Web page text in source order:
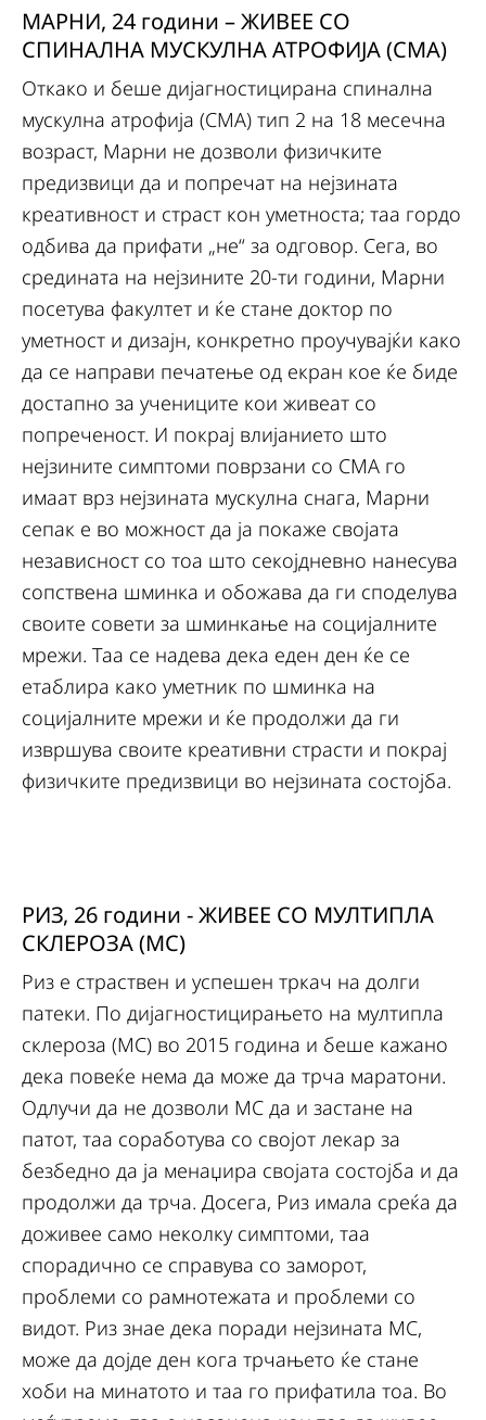
МАРНИ, 24 години – ЖИВЕЕ СО
СПИНАЛНА МУСКУЛНА АТРОФИЈА (СМА)
Откако и беше дијагностицирана спинална
мускулна атрофија (СМА) тип 2 на 18 месечна
возраст, Марни не дозволи физичките
предизвици да и попречат на нејзината
креативност и страст кон уметноста; таа гордо
одбива да прифати „не“ за одговор. Сега, во
средината на нејзините 20-ти години, Марни
посетува факултет и ќе стане доктор по
уметност и дизајн, конкретно проучувајќи како
да се направи печатење од екран кое ќе биде
достапно за учениците кои живеат со
попреченост. И покрај влијанието што
нејзините симптоми поврзани со СМА го
имаат врз нејзината мускулна снага, Марни
сепак е во можност да ја покаже својата
независност со тоа што секојдневно нанесува
сопствена шминка и обожава да ги споделува
своите совети за шминкање на социјалните
мрежи. Таа се надева дека еден ден ќе се
етаблира како уметник по шминка на
социјалните мрежи и ќе продолжи да ги
извршува своите креативни страсти и покрај
физичките предизвици во нејзината состојба.
РИЗ, 26 години - ЖИВЕЕ СО МУЛТИПЛА
СКЛЕРОЗА (МС)
Риз е страствен и успешен тркач на долги
патеки. По дијагностицирањето на мултипла
склероза (МС) во 2015 година и беше кажано
дека повеќе нема да може да трча маратони.
Одлучи да не дозволи МС да и застане на
патот, таа соработува со својот лекар за
безбедно да ја менаџира својата состојба и да
продолжи да трча. Досега, Риз имала среќа да
доживее само неколку симптоми, таа
спорадично се справува со заморот,
проблеми со рамнотежата и проблеми со
видот. Риз знае дека поради нејзината МС,
може да дојде ден кога трчањето ќе стане
хоби на минатото и таа го прифатила тоа. Во